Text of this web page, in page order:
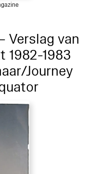
Verslag van
1982-1983
Journey